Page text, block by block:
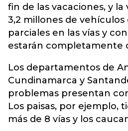
fin de las vacaciones, y la
3,2 millones de vehículos
parciales en las vías y
estarán completamente
Los departamentos de
Cundinamarca y
problemas presentan
Los paisas, por ejemplo,
más de 8 vías y los